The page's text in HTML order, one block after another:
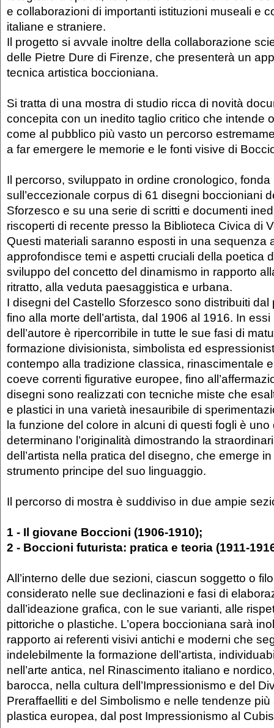
e collaborazioni di importanti istituzioni museali e
italiane e straniere.
Il progetto si avvale inoltre della collaborazione
delle Pietre Dure di Firenze, che presenterà un
tecnica artistica boccioniana.
Si tratta di una mostra di studio ricca di novità
concepita con un inedito taglio critico che intende
come al pubblico più vasto un percorso
a far emergere le memorie e le fonti visive di
Il percorso, sviluppato in ordine cronologico, fonda
sull’eccezionale corpus di 61 disegni boccioniani
Sforzesco e su una serie di scritti e documenti
riscoperti di recente presso la Biblioteca Civica di
Questi materiali saranno esposti in una sequenza
approfondisce temi e aspetti cruciali della poetica
sviluppo del concetto del dinamismo in rapporto
ritratto, alla veduta paesaggistica e urbana.
I disegni del Castello Sforzesco sono distribuiti
fino alla morte dell’artista, dal 1906 al 1916. In
dell’autore è ripercorribile in tutte le sue fasi di
formazione divisionista, simbolista ed
contempo alla tradizione classica, rinascimentale
coeve correnti figurative europee, fino
disegni sono realizzati con tecniche miste che
e plastici in una varietà inesauribile di
la funzione del colore in alcuni di questi fogli è
determinano l’originalità dimostrando la
dell’artista nella pratica del disegno, che emerge
strumento principe del suo linguaggio.
Il percorso di mostra è suddiviso in due ampie
1 - Il giovane Boccioni (1906-1910);
2 - Boccioni futurista: pratica e teoria (1911-
All’interno delle due sezioni, ciascun soggetto o
considerato nelle sue declinazioni e fasi di
dall’ideazione grafica, con le sue varianti, alle
pittoriche o plastiche. L’opera boccioniana sarà
rapporto ai referenti visivi antichi e moderni che
indelebilmente la formazione dell’artista,
nell’arte antica, nel Rinascimento italiano e
barocca, nella cultura dell’Impressionismo e del
Preraffaelliti e del Simbolismo e nelle tendenze più
plastica europea, dal post Impressionismo al